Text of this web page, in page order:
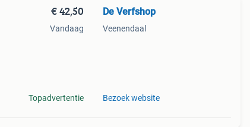
€ 42,50
Vandaag
Topadvertentie
De Verfshop
Veenendaal
Bezoek website